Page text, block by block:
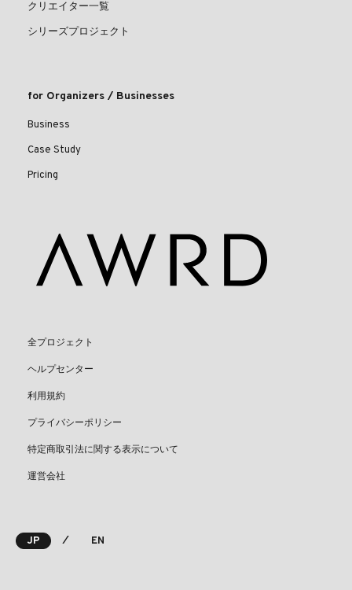
クリエイター一覧
シリーズプロジェクト
for Organizers / Businesses
Business
Case Study
Pricing
全プロジェクト
ヘルプセンター
利用規約
プライバシーポリシー
特定商取引法に関する表示について
運営会社
JP ⁄ EN